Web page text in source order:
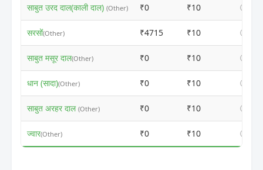
साबुत उरद दाल(काली दाल) (Other) ₹0 ₹10 ⓘ
सरसों(Other) ₹4715 ₹10 ⓘ
साबुत मसूर दाल(Other) ₹0 ₹10 ⓘ
धान (सादा)(Other) ₹0 ₹10 ⓘ
साबुत अरहर दाल (Other) ₹0 ₹10 ⓘ
ज्वार(Other) ₹0 ₹10 ⓘ